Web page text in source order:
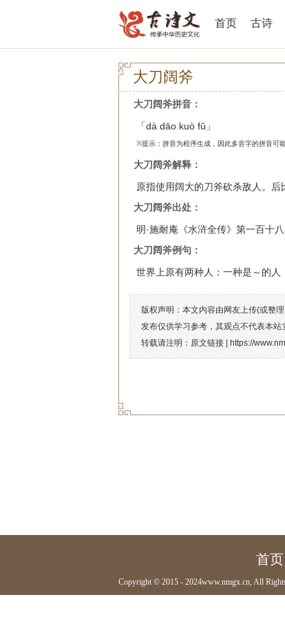
首页 古诗
大刀阔斧
大刀阔斧拼音：
「dà dāo kuò fǔ」
※提示：拼音为程序生成，因此多音字的拼音可能
大刀阔斧解释：
原指使用阔大的刀斧砍杀敌人。后
大刀阔斧出处：
明·施耐庵《水浒全传》第一百十
大刀阔斧例句：
世界上原有两种人：一种是～的人
版权声明：本文内容由网友上传(或整
发布仅供学习参考，其观点不代表本站
转载请注明：原文链接 |
https://
首页
Copyright © 2015 - 2024www.nmgx.cn, All